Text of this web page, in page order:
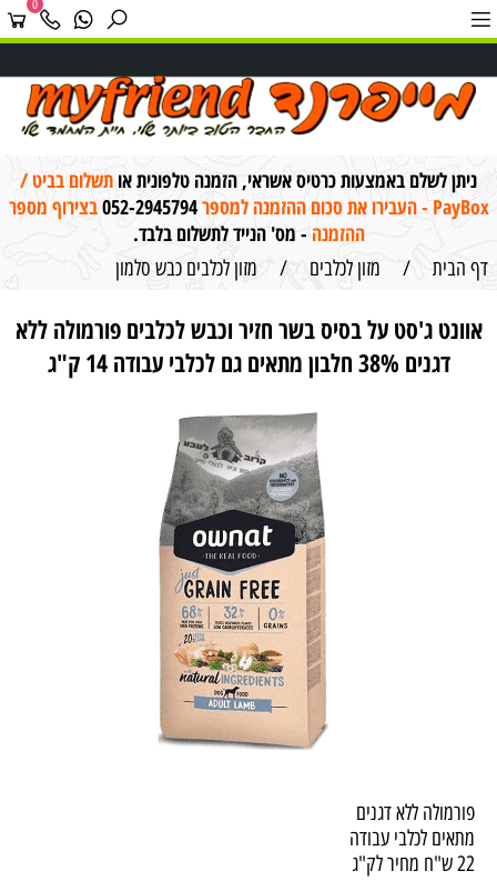
0
ניתן לשלם באמצעות כרטיס אשראי, הזמנה טלפונית או תשלום בביט /
PayBox - העבירו את סכום ההזמנה למספר
052-2945794בצירוף מספר
ההזמנה - מס' הנייד לתשלום בלבד.
דף הבית / מזון לכלבים / מזון לכלבים כבש סלמון
אוונט ג'סט על בסיס בשר חזיר וכבש לכלבים פורמולה ללא
דגנים 38% חלבון מתאים גם לכלבי עבודה 14 ק"ג
פורמולה ללא דגנים
מתאים לכלבי עבודה
22 ש"ח מחיר לק"ג